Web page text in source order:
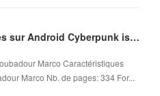
Lire des ebooks téléchargés sur Android Cyberpunk is dead, bébé
Marco Caractéristiques
Marco Nb. de pages: 334 For...